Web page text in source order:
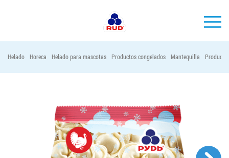
EMPRESA
Horeca
Contactos
Helado Horeca Helado para mascotas Productos congelados Mantequilla